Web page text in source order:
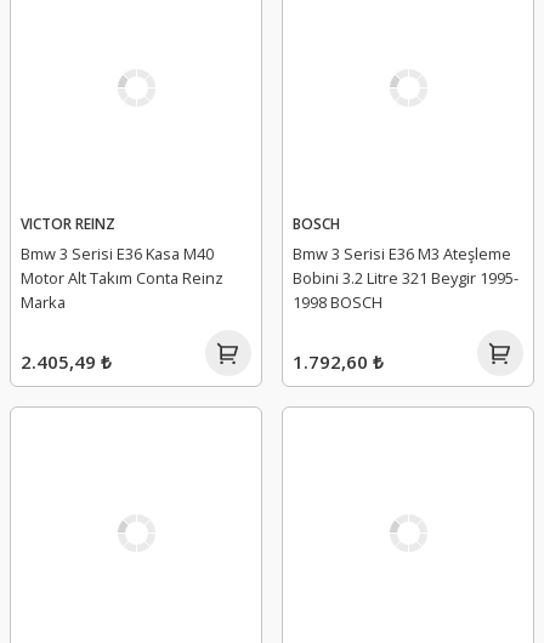
VICTOR REINZ
Bmw 3 Serisi E36 Kasa M40
Motor Alt Takım Conta Reinz
Marka
2.405,49 ₺
BOSCH
Bmw 3 Serisi E36 M3 Ateşleme
Bobini 3.2 Litre 321 Beygir 1995-
1998 BOSCH
1.792,60 ₺